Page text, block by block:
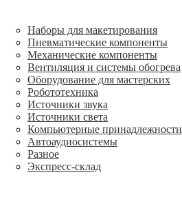
Наборы для макетирования
Пневматические компоненты
Механические компоненты
Вентиляция и системы обогрева
Оборудование для мастерских
Робототехника
Источники звука
Источники света
Компьютерные принадлежности
Автоаудиосистемы
Разное
Экспресс-склад